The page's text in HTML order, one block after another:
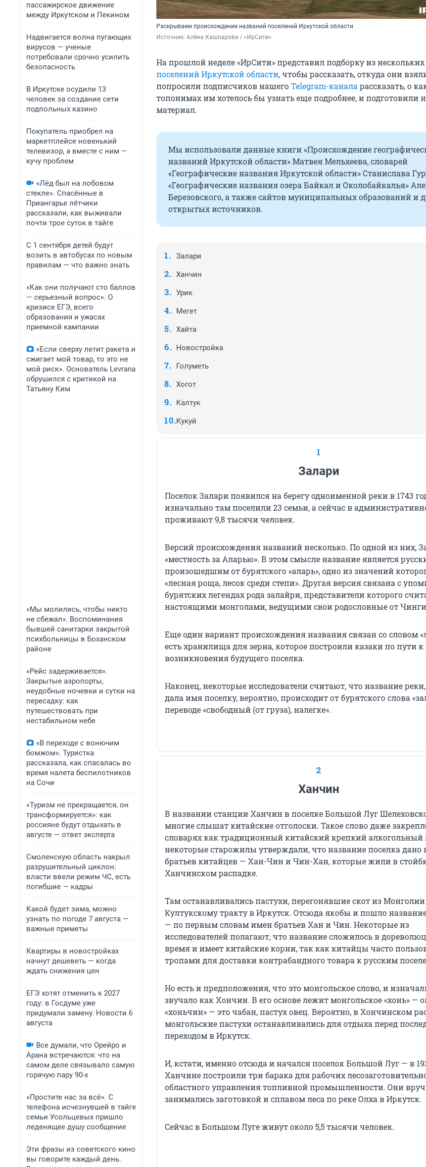
пассажирское движение
между Иркутском и Пекином
Надвигается волна пугающих
вирусов — ученые
потребовали срочно усилить
безопасность
В Иркутске осудили 13
человек за создание сети
подпольных казино
Покупатель приобрел на
маркетплейсе новенький
телевизор, а вместе с ним —
кучу проблем
«Лёд был на лобовом
стекле». Спасённые в
Приангарье лётчики
рассказали, как выживали
почти трое суток в тайге
С 1 сентября детей будут
возить в автобусах по новым
правилам — что важно знать
«Как они получают сто баллов
— серьезный вопрос». О
кризисе ЕГЭ, всего
образования и ужасах
приемной кампании
«Если сверху летит ракета и
сжигает мой товар, то это не
мой риск». Основатель Levrana
обрушился с критикой на
Татьяну Ким
«Мы молились, чтобы никто
не сбежал». Воспоминания
бывшей санитарки закрытой
психбольницы в Боханском
районе
«Рейс задерживается».
Закрытые аэропорты,
неудобные ночевки и сутки на
пересадку: как
путешествовать при
нестабильном небе
«В переходе с вонючим
бомжом». Туристка
рассказала, как спасалась во
время налета беспилотников
на Сочи
«Туризм не прекращается, он
трансформируется»: как
россияне будут отдыхать в
августе — ответ эксперта
Смоленскую область накрыл
разрушительный циклон:
власти ввели режим ЧС, есть
погибшие — кадры
Какой будет зима, можно
узнать по погоде 7 августа —
важные приметы
Квартиры в новостройках
начнут дешеветь — когда
ждать снижения цен
ЕГЭ хотят отменить к 2027
году: в Госдуме уже
придумали замену. Новости 6
августа
Все думали, что Орейро и
Арана встречаются: что на
самом деле связывало самую
горячую пару 90-х
«Простите нас за всё». С
телефона исчезнувшей в тайге
семьи Усольцевых пришло
леденящее душу сообщение
Эти фразы из советского кино
вы говорите каждый день.
Раскрываем происхождение названий поселений Иркутской области
Источник: Алёна Кашпарова / «ИрСити»
На прошлой неделе «ИрСити» представил подборку из нескольких
поселений Иркутской области, чтобы рассказать, откуда они
попросили подписчиков нашегоTelegram-канала рассказать, о
топонимах им хотелось бы узнать еще подробнее, и подготовили
материал.
Мы использовали данные книги «Происхождение
названий Иркутской области» Матвея Мельхеева, словарей
«Географические названия Иркутской области» Станислава
«Географические названия озера Байкал и Околобайкалья»
Березовского, а также сайтов муниципальных образований и
открытых источников.
Залари
Ханчин
Урик
Мегет
Хайта
Новостройка
Голуметь
Хогот
Калтук
Кукуй
1
Залари
Поселок Залари появился на берегу одноименной реки в 1743
изначально там поселили 23 семьи, а сейчас в
проживают 9,8 тысячи человек.
Версий происхождения названий несколько. По одной из них,
«местность за Аларью». В этом смысле название является
произошедшим от бурятского «аларь», одно из значений
«лесная роща, лесок среди степи». Другая версия связана с
бурятских легендах рода залайри, представители которого
настоящими монголами, ведущими свои родословные от
Еще один вариант происхождения названия связан со словом
есть хранилища для зерна, которое построили казаки по пути к
возникновения будущего поселка.
Наконец, некоторые исследователи считают, что название
дала имя поселку, вероятно, происходит от бурятского слова
переводе «свободный (от груза), налегке».
2
Ханчин
В названии станции Ханчин в поселке Большой Луг
многие слышат китайские отголоски. Такое слово даже
словарях как традиционный китайский крепкий алкогольный
некоторые старожилы утверждали, что название поселка дано
братьев китайцев — Хан-Чин и Чин-Хан, которые жили в
Ханчинском распадке.
Там останавливались пастухи, перегонявшие скот из
Култукскому тракту в Иркутск. Отсюда якобы и пошло
— по первым словам имен братьев Хан и Чин. Некоторые из
исследователей полагают, что название сложилось в
время и имеет китайские корни, так как китайцы часто
тропами для доставки контрабандного товара к русским
Но есть и предположения, что это монгольское слово, и
звучало как Хончин. В его основе лежит монгольское «хонь» —
«хоньчин» — это чабан, пастух овец. Вероятно, в Хончинском
монгольские пастухи останавливались для отдыха перед
переходом в Иркутск.
И, кстати, именно отсюда и начался поселок Большой Луг — в
Ханчине построили три барака для рабочих
областного управления топливной промышленности. Они
занимались заготовкой и сплавом леса по реке Олха в Иркутск.
Сейчас в Большом Луге живут около 5,5 тысячи человек.